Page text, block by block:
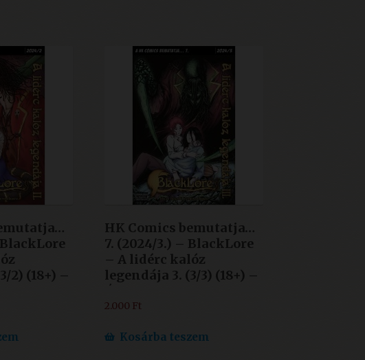
2) (18+) –
HK Comics bemutatja…
7. (2024/3.) – BlackLore
– A lidérc kalóz
legendája 3. (3/3) (18+) –
2.000 Ft
Kosárba teszem